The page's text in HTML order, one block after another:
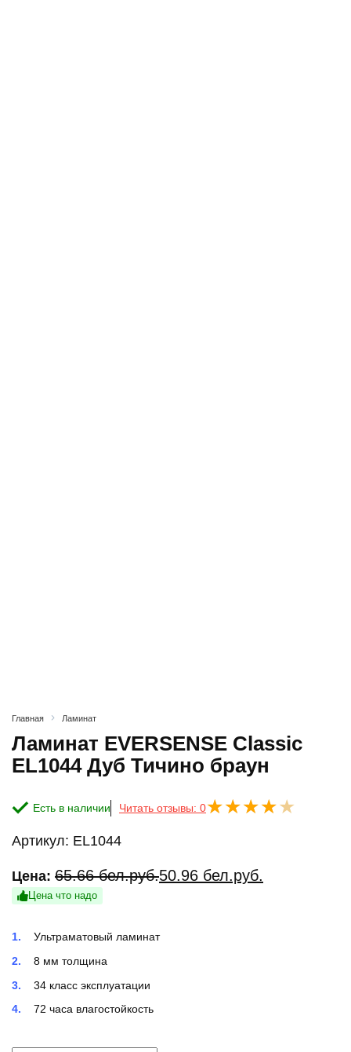
Главная Ламинат
Ламинат EVERSENSE Classic
EL1044 Дуб Тичино браун
Есть в наличии Читать отзывы: 0
Артикул: EL1044
Цена: 65.66бел.руб.
Первоначальная
цена
65.66 бел.руб..
50.96 бел.руб.
Текущая
цена:
Цена что надо
Ультраматовый ламинат
8 мм толщина
34 класс эксплуатации
72 часа влагостойкость